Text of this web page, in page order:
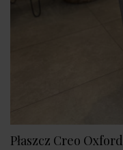
Płaszcz Creo Oxford